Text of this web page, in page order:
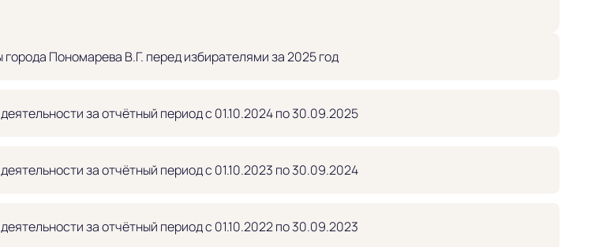
Пономарева В.Г. перед избирателями за 2025 год
за отчётный период с 01.10.2024 по 30.09.2025
за отчётный период с 01.10.2023 по 30.09.2024
за отчётный период с 01.10.2022 по 30.09.2023